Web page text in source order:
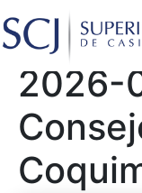
2026-